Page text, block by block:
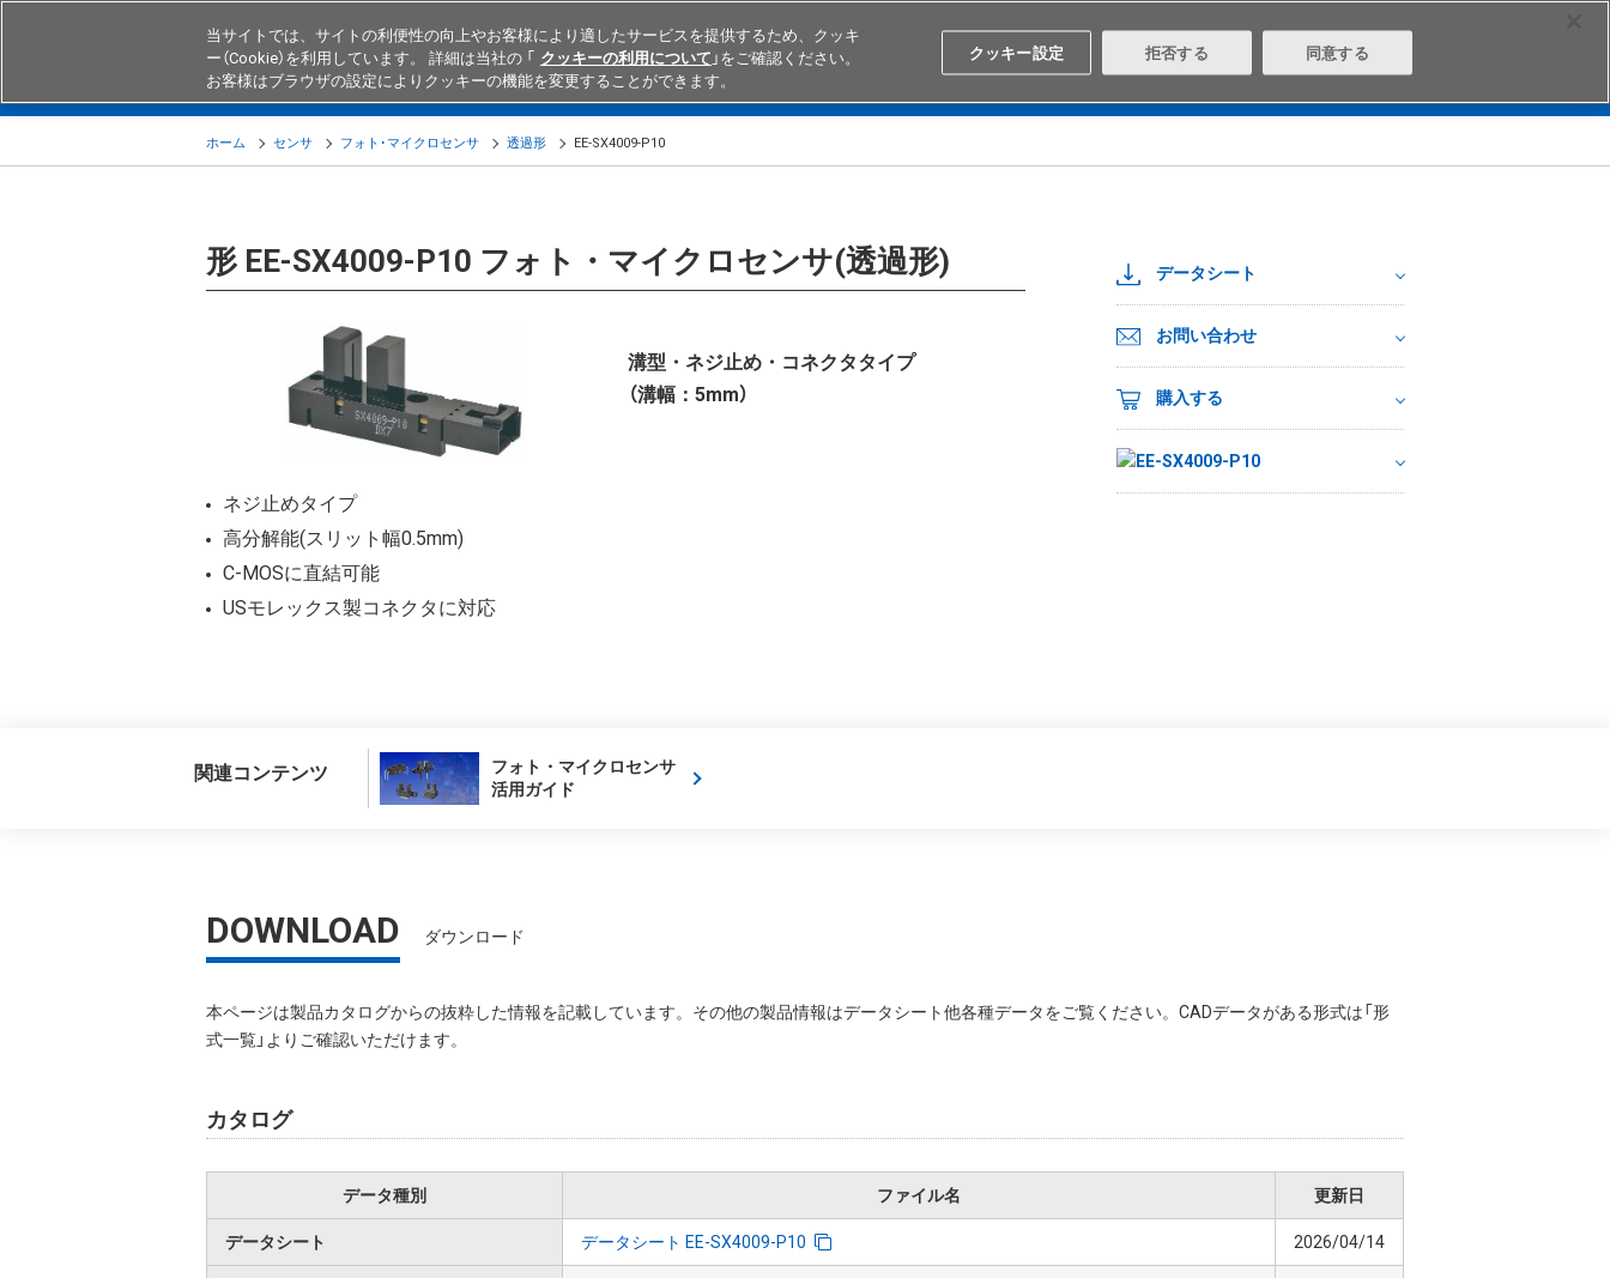
Japan Search
製品 業界・用途別商品 知る・学ぶ テクニカルサポート
ホーム センサ フォト･マイクロセンサ 透過形 EE-SX4009-P10
形 EE-SX4009-P10 フォト・マイクロセンサ(透過形)
溝型・ネジ止め・コネクタタイプ
（溝幅：5mm）
ネジ止めタイプ
高分解能(スリット幅0.5mm)
C-MOSに直結可能
USモレックス製コネクタに対応
データシート
お問い合わせ
購入する
関連コンテンツ
フォト・マイクロセンサ
活用ガイド
DOWNLOAD ダウンロード
本ページは製品カタログからの抜粋した情報を記載しています。その他の製品情報はデータシート他各種データをご覧ください。CADデータがある形式は「形
式一覧」よりご確認いただけます。
カタログ
データ種別 ファイル名 更新日
データシート データシート EE-SX4009-P10 2026/04/14
当サイトでは、サイトの利便性の向上やお客様により適したサービスを提供するため、クッキ
ー（Cookie）を利用しています。 詳細は当社の 「 クッキーの利用について 」をご確認ください。
お客様はブラウザの設定によりクッキーの機能を変更することができます。
クッキー設定 拒否する 同意する